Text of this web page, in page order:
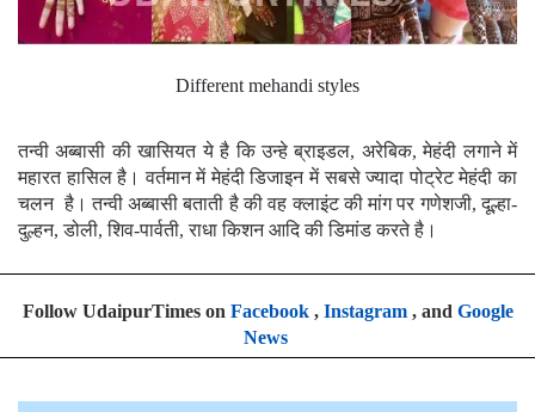
Different mehandi styles
तन्वी अब्बासी की खासियत ये है कि उन्हे ब्राइडल, अरेबिक, मेहंदी लगाने में
महारत हासिल है। वर्तमान में मेहंदी डिजाइन में सबसे ज्यादा पोट्रेट मेहंदी का
चलन है। तन्वी अब्बासी बताती है की वह क्लाइंट की मांग पर गणेशजी, दूल्हा-
दुल्हन, डोली, शिव-पार्वती, राधा किशन आदि की डिमांड करते है।
Follow UdaipurTimes on Facebook, Instagram, and Google
News